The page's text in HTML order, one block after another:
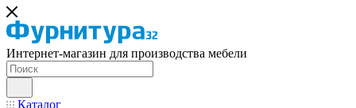
Интернет-магазин для производства мебели
Каталог